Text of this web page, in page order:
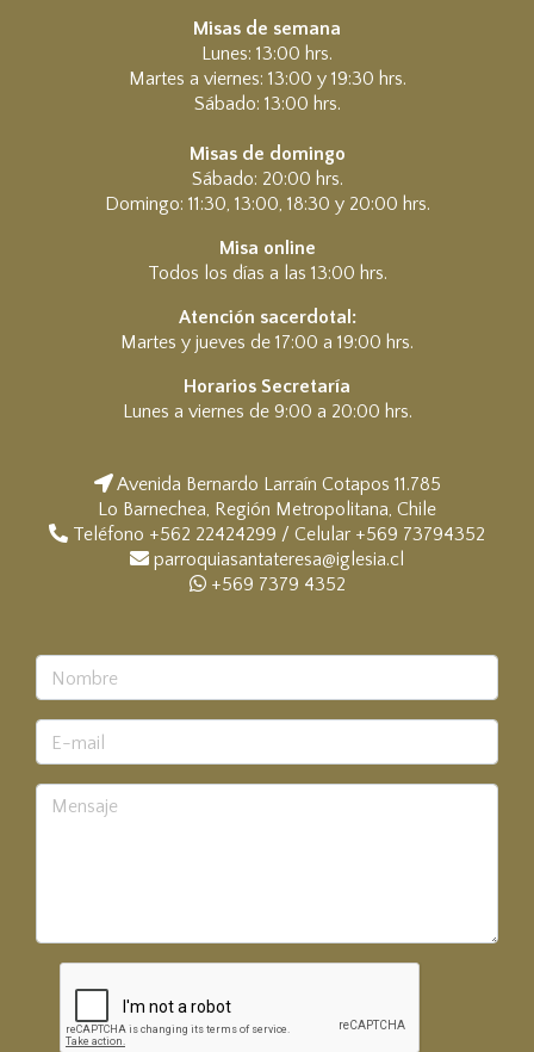
Misas de semana
Lunes: 13:00 hrs.
Martes a viernes: 13:00 y 19:30 hrs.
Sábado: 13:00 hrs.
Misas de domingo
Sábado: 20:00 hrs.
Domingo: 11:30, 13:00, 18:30 y 20:00 hrs.
Misa online
Todos los días a las 13:00 hrs.
Atención sacerdotal:
Martes y jueves de 17:00 a 19:00 hrs.
Horarios Secretaría
Lunes a viernes de 9:00 a 20:00 hrs.
Avenida Bernardo Larraín Cotapos 11.785
Lo Barnechea, Región Metropolitana, Chile
Teléfono +562 22424299 / Celular +569 73794352
parroquiasantateresa@iglesia.cl
+569 7379 4352